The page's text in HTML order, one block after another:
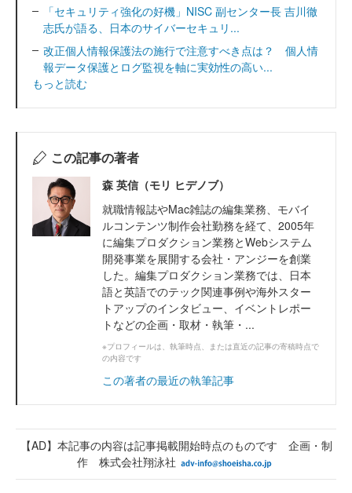
「セキュリティ強化の好機」NISC 副センター長 吉川徹
志氏が語る、日本のサイバーセキュリ...
改正個人情報保護法の施行で注意すべき点は？ 個人情
報データ保護とログ監視を軸に実効性の高い...
もっと読む
この記事の著者
森 英信（モリ ヒデノブ）
就職情報誌やMac雑誌の編集業務、モバイ
ルコンテンツ制作会社勤務を経て、2005年
に編集プロダクション業務とWebシステム
開発事業を展開する会社・アンジーを創業
した。編集プロダクション業務では、日本
語と英語でのテック関連事例や海外スター
トアップのインタビュー、イベントレポー
トなどの企画・取材・執筆・...
※プロフィールは、執筆時点、または直近の記事の寄稿時点で
の内容です
この著者の最近の執筆記事
【AD】本記事の内容は記事掲載開始時点のものです 企画・制
作 株式会社翔泳社